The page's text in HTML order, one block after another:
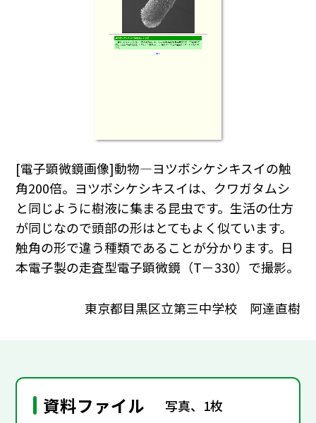
[電子顕微鏡画像]動物―ヨツボシケシキスイの触
角200倍。ヨツボシケシキスイは、クワガタムシ
と同じように樹液に集まる昆虫です。生活の仕方
が同じなので頭部の形はとてもよく似ています。
触角の形で違う種類であることが分かります。日
本電子製の走査型電子顕微鏡（T－330）で撮影。
東京都目黒区立第三中学校 阿達直樹
資料ファイル 写真、1枚